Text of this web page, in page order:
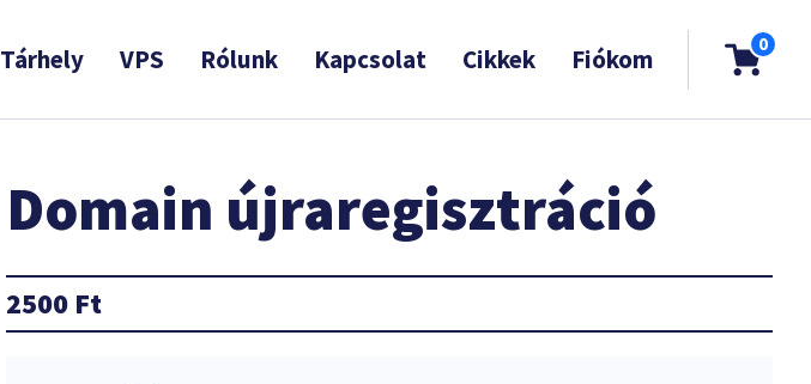
Tárhely VPS Rólunk Kapcsolat Cikkek Fiókom 0
Domain újraregisztráció
2500 Ft